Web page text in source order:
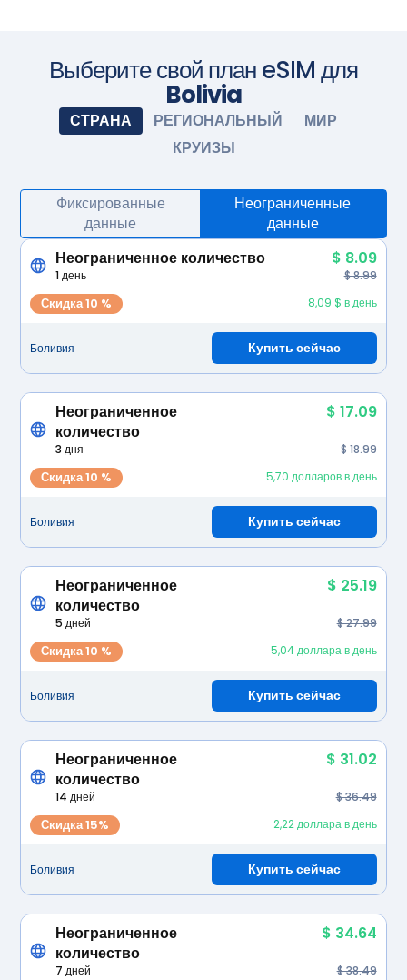
Сфотографируйте камерой
Выберите свой план eSIM для
Bolivia
СТРАНА РЕГИОНАЛЬНЫЙ
МИР
КРУИЗЫ
Фиксированные
данные
Неограниченные
данные
Неограниченное количество
$ 8.09
1 день $ 8.99
Скидка 10 % 8,09 $ в день
Боливия Купить сейчас
Неограниченное
количество
$ 17.09
3 дня $ 18.99
Скидка 10 % 5,70 долларов в день
Боливия Купить сейчас
Неограниченное
количество
$ 25.19
5 дней $ 27.99
Скидка 10 % 5,04 доллара в день
Боливия Купить сейчас
Неограниченное
количество
$ 31.02
14 дней $ 36.49
Скидка 15% 2,22 доллара в день
Боливия Купить сейчас
Неограниченное
количество
$ 34.64
7 дней $ 38.49